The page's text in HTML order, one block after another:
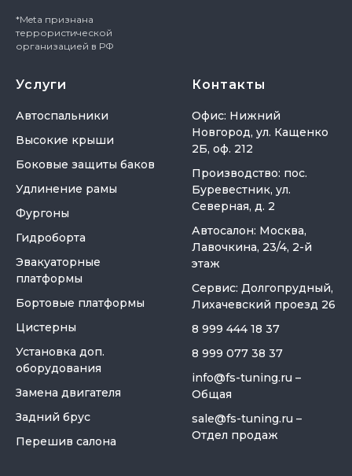
*Meta признана
террористической
организацией в РФ
Услуги
Автоспальники
Высокие крыши
Боковые защиты баков
Удлинение рамы
Фургоны
Гидроборта
Эвакуаторные
платформы
Бортовые платформы
Цистерны
Установка доп.
оборудования
Замена двигателя
Задний брус
Перешив салона
Контакты
Офис: Нижний
Новгород, ул. Кащенко
2Б, оф. 212
Производство: пос.
Буревестник, ул.
Северная, д. 2
Автосалон: Москва,
Лавочкина, 23/4, 2-й
этаж
Сервис: Долгопрудный,
Лихачевский проезд 26
8 999 444 18 37
8 999 077 38 37
info@fs-tuning.ru –
Общая
sale@fs-tuning.ru –
Отдел продаж